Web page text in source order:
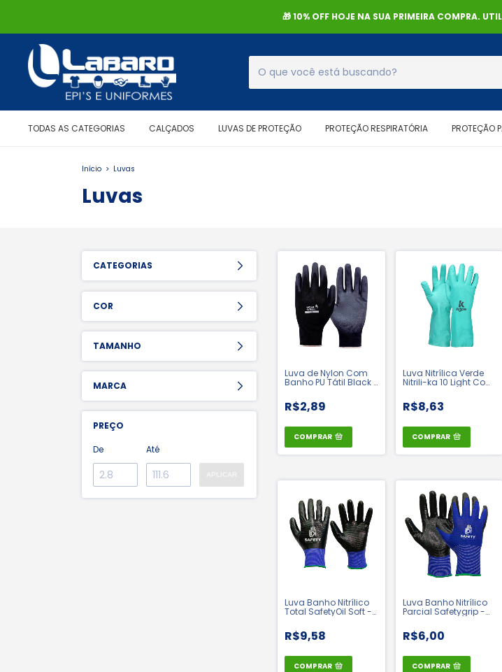
🎁 10% OFF HOJE NA SUA PRIMEIRA COMPRA.
TODAS AS CATEGORIAS CALÇADOS LUVAS DE PROTEÇÃO PROTEÇÃO RESPIRATÓRIA PROTEÇÃO
Início > Luvas
Luvas
CATEGORIAS
COR
TAMANHO
MARCA
PREÇO
De
Até
Luva de Nylon Com
Banho PU Tátil Black -
R$2,89
COMPRAR
Luva Nitrílica Verde
Nitrili-ka 10 Light Com
44042
R$8,63
COMPRAR
Luva Banho Nitrílico
Total SafetyOil Soft -
R$9,58
COMPRAR
Luva Banho Nitrílico
Parcial Safetygrip -
R$6,00
COMPRAR